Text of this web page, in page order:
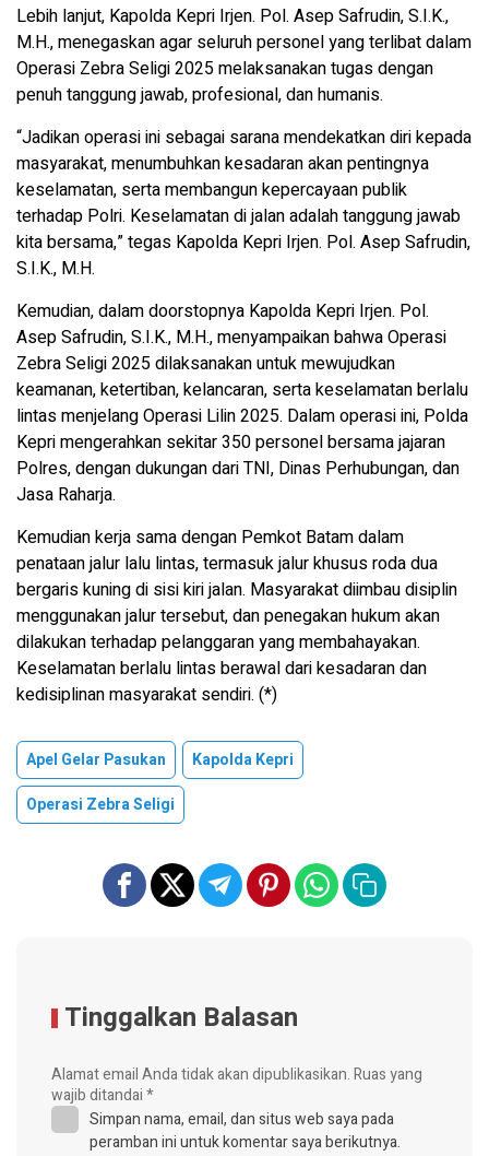
Lebih lanjut, Kapolda Kepri Irjen. Pol. Asep Safrudin, S.I.K.,
M.H., menegaskan agar seluruh personel yang terlibat dalam
Operasi Zebra Seligi 2025 melaksanakan tugas dengan
penuh tanggung jawab, profesional, dan humanis.
“Jadikan operasi ini sebagai sarana mendekatkan diri kepada
masyarakat, menumbuhkan kesadaran akan pentingnya
keselamatan, serta membangun kepercayaan publik
terhadap Polri. Keselamatan di jalan adalah tanggung jawab
kita bersama,” tegas Kapolda Kepri Irjen. Pol. Asep Safrudin,
S.I.K., M.H.
Kemudian, dalam doorstopnya Kapolda Kepri Irjen. Pol.
Asep Safrudin, S.I.K., M.H., menyampaikan bahwa Operasi
Zebra Seligi 2025 dilaksanakan untuk mewujudkan
keamanan, ketertiban, kelancaran, serta keselamatan berlalu
lintas menjelang Operasi Lilin 2025. Dalam operasi ini, Polda
Kepri mengerahkan sekitar 350 personel bersama jajaran
Polres, dengan dukungan dari TNI, Dinas Perhubungan, dan
Jasa Raharja.
Kemudian kerja sama dengan Pemkot Batam dalam
penataan jalur lalu lintas, termasuk jalur khusus roda dua
bergaris kuning di sisi kiri jalan. Masyarakat diimbau disiplin
menggunakan jalur tersebut, dan penegakan hukum akan
dilakukan terhadap pelanggaran yang membahayakan.
Keselamatan berlalu lintas berawal dari kesadaran dan
kedisiplinan masyarakat sendiri. (*)
Apel Gelar Pasukan
Kapolda Kepri
Operasi Zebra Seligi
Tinggalkan Balasan
Alamat email Anda tidak akan dipublikasikan.Ruas yang
wajib ditandai*
Simpan nama, email, dan situs web saya pada
peramban ini untuk komentar saya berikutnya.